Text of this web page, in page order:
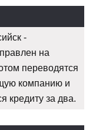
-
на
переводятся
компанию и
кредиту за два.